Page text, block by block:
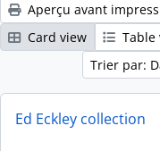
Aperçu avant
Card view
Table
Trier par:
Ed Eckley collection